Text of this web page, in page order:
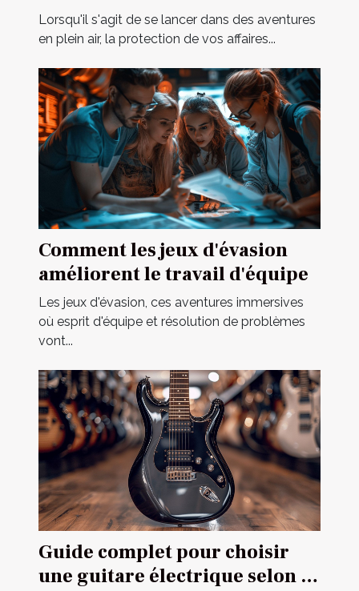
pour vos activités ?
Lorsqu'il s'agit de se lancer dans des aventures
en plein air, la protection de vos affaires...
Comment les jeux d'évasion
améliorent le travail d'équipe
Les jeux d'évasion, ces aventures immersives
où esprit d'équipe et résolution de problèmes
vont...
Guide complet pour choisir
une guitare électrique selon sa